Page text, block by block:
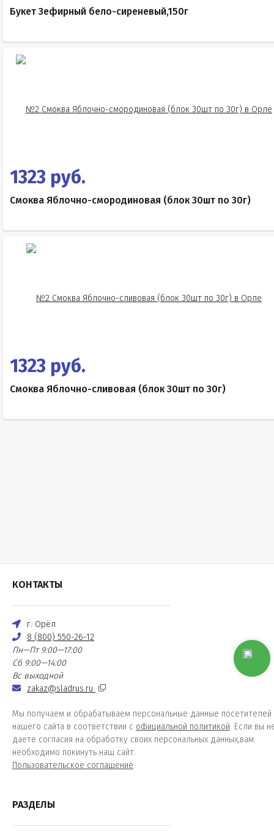
Букет Зефирный бело-сиреневый,150г
1323 руб.
Смоква Яблочно-смородиновая (блок 30шт по 30г)
1323 руб.
Смоква Яблочно-сливовая (блок 30шт по 30г)
КОНТАКТЫ
г. Орёл
8 (800) 550-26-12
Пн—Пт 9:00—17:00
Сб 9:00—14:00
Вс выходной
zakaz@sladrus.ru
Мы получаем и обрабатываем персональные данные посетителей
нашего сайта в соответствии с официальной политикой. Если вы
даете согласия на обработку своих персональных данных,вам
необходимо покинуть наш сайт.
Пользовательское соглашение
РАЗДЕЛЫ